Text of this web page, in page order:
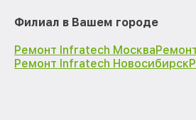
Филиал в Вашем городе
Ремонт Infratech Москва
Ремонт Infratech Новосибирск